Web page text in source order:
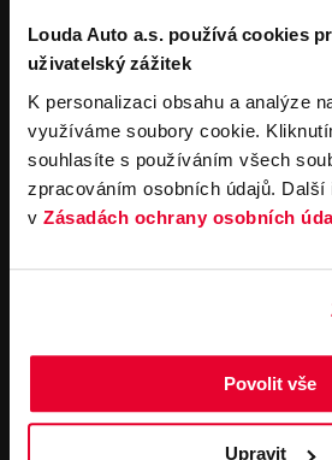
Louda Auto a.s. používá cookies
uživatelský zážitek
K personalizaci obsahu a analýze
využíváme soubory cookie.
souhlasíte s používáním všech
zpracováním osobních údajů. Další
v Zásadách ochrany osobních
Povolit vše
Upravit
Pronájem
Carsharing
Autopůjčovna
Operativní leasing
Servisní služby
Servis
vozidel